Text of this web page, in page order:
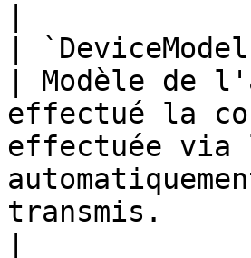
|
| Modèle
effectué la
effectuée via
transmis.